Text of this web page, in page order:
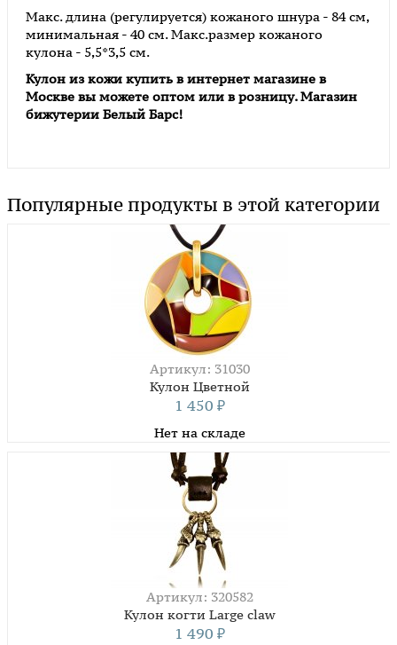
Макс. длина (регулируется) кожаного шнура - 84 см,
минимальная - 40 см. Макс.размер кожаного
кулона - 5,5*3,5 cм.
Кулон из кожи купить в интернет магазине в
Москве вы можете оптом или в розницу. Магазин
бижутерии Белый Барс!
Популярные продукты в этой категории
Артикул: 31030
Кулон Цветной
1 450 ₽
Нет на складе
Артикул: 320582
Кулон когти Large claw
1 490 ₽